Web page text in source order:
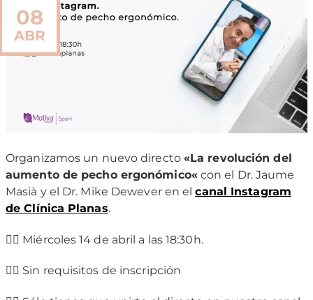
08
ABR
Organizamos un nuevo directo «La revolución del
aumento de pecho ergonómico«con el Dr. Jaume
Masià y el Dr. Mike Dewever en elcanal Instagram
de Clínica Planas.
👉🏻 Miércoles 14 de abril a las 18:30h.
👉🏻 Sin requisitos de inscripción